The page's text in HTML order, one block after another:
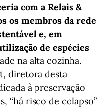
com a Relais &
os membros da rede
e, em
de espécies
na alta cozinha.
diretora desta
à preservação
“há risco de colapso”